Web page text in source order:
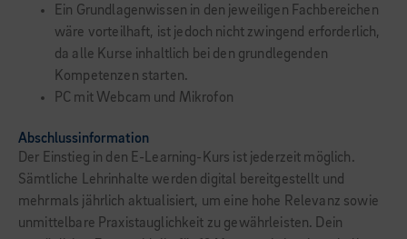
Ein Grundlagenwissen in den jeweiligen Fachbereichen
wäre vorteilhaft, ist jedoch nicht zwingend erforderlich,
da alle Kurse inhaltlich bei den grundlegenden
Kompetenzen starten.
PC mit Webcam und Mikrofon
Abschlussinformation
Der Einstieg in den E-Learning-Kurs ist jederzeit möglich.
Sämtliche Lehrinhalte werden digital bereitgestellt und
mehrmals jährlich aktualisiert, um eine hohe Relevanz sowie
unmittelbare Praxistauglichkeit zu gewährleisten. Dein